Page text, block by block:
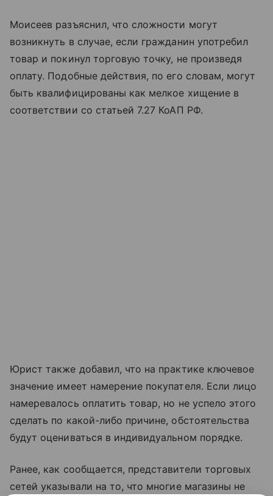
Моисеев разъяснил, что сложности могут
возникнуть в случае, если гражданин употребил
товар и покинул торговую точку, не произведя
оплату. Подобные действия, по его словам, могут
быть квалифицированы как мелкое хищение в
соответствии со статьей 7.27 КоАП РФ.
Юрист также добавил, что на практике ключевое
значение имеет намерение покупателя. Если лицо
намеревалось оплатить товар, но не успело этого
сделать по какой-либо причине, обстоятельства
будут оцениваться в индивидуальном порядке.
Ранее, как сообщается, представители торговых
сетей указывали на то, что многие магазины не